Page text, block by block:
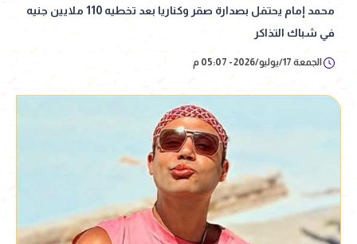
محمد إمام يحتفل بصدارة صقر وكناريا بعد تخطيه 110 ملايين جنيه
في شباك التذاكر
الجمعة 17/يوليو/2026 - 05:07 م